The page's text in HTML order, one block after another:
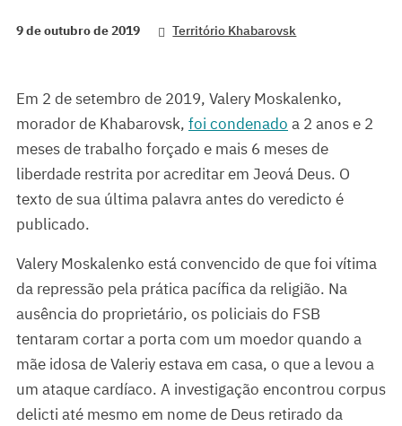
9 de outubro de 2019 Território Khabarovsk
Em 2 de setembro de 2019, Valery Moskalenko,
morador de Khabarovsk, foi condenado a 2 anos e 2
meses de trabalho forçado e mais 6 meses de
liberdade restrita por acreditar em Jeová Deus. O
texto de sua última palavra antes do veredicto é
publicado.
Valery Moskalenko está convencido de que foi vítima
da repressão pela prática pacífica da religião. Na
ausência do proprietário, os policiais do FSB
tentaram cortar a porta com um moedor quando a
mãe idosa de Valeriy estava em casa, o que a levou a
um ataque cardíaco. A investigação encontrou corpus
delicti até mesmo em nome de Deus retirado da